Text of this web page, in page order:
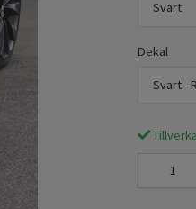
Svart
Dekal
Svart -